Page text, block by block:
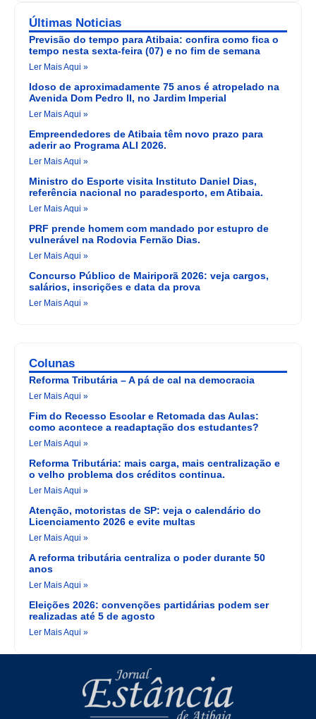
Últimas Noticias
Previsão do tempo para Atibaia: confira como fica o
tempo nesta sexta-feira (07) e no fim de semana
Ler Mais Aqui »
Idoso de aproximadamente 75 anos é atropelado na
Avenida Dom Pedro II, no Jardim Imperial
Ler Mais Aqui »
Empreendedores de Atibaia têm novo prazo para
aderir ao Programa ALI 2026.
Ler Mais Aqui »
Ministro do Esporte visita Instituto Daniel Dias,
referência nacional no paradesporto, em Atibaia.
Ler Mais Aqui »
PRF prende homem com mandado por estupro de
vulnerável na Rodovia Fernão Dias.
Ler Mais Aqui »
Concurso Público de Mairiporã 2026: veja cargos,
salários, inscrições e data da prova
Ler Mais Aqui »
Colunas
Reforma Tributária – A pá de cal na democracia
Ler Mais Aqui »
Fim do Recesso Escolar e Retomada das Aulas:
como acontece a readaptação dos estudantes?
Ler Mais Aqui »
Reforma Tributária: mais carga, mais centralização e
o velho problema dos créditos continua.
Ler Mais Aqui »
Atenção, motoristas de SP: veja o calendário do
Licenciamento 2026 e evite multas
Ler Mais Aqui »
A reforma tributária centraliza o poder durante 50
anos
Ler Mais Aqui »
Eleições 2026: convenções partidárias podem ser
realizadas até 5 de agosto
Ler Mais Aqui »